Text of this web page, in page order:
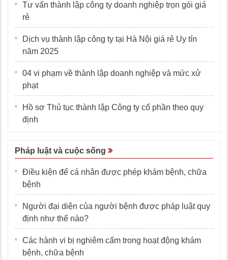
Tư vấn thành lập công ty doanh nghiệp trọn gói giá
rẻ
Dịch vụ thành lập công ty tại Hà Nội giá rẻ Uy tín
năm 2025
04 vi phạm về thành lập doanh nghiệp và mức xử
phạt
Hồ sơ Thủ tục thành lập Công ty cổ phần theo quy
định
Pháp luật và cuộc sống
Điều kiện để cá nhân được phép khám bệnh, chữa
bệnh
Người đại diện của người bệnh được pháp luật quy
định như thế nào?
Các hành vi bị nghiêm cấm trong hoạt động khám
bệnh, chữa bệnh